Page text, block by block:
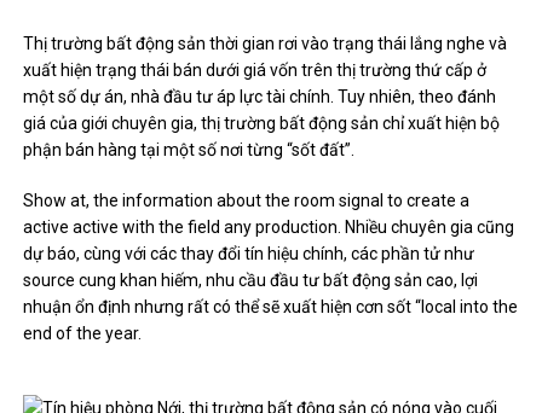
Thị trường bất động sản thời gian rơi vào trạng thái lắng nghe và
xuất hiện trạng thái bán dưới giá vốn trên thị trường thứ cấp ở
một số dự án, nhà đầu tư áp lực tài chính. Tuy nhiên, theo đánh
giá của giới chuyên gia, thị trường bất động sản chỉ xuất hiện bộ
phận bán hàng tại một số nơi từng “sốt đất”.
Show at, the information about the room signal to create a
active active with the field any production. Nhiều chuyên gia cũng
dự báo, cùng với các thay đổi tín hiệu chính, các phần tử như
source cung khan hiếm, nhu cầu đầu tư bất động sản cao, lợi
nhuận ổn định nhưng rất có thể sẽ xuất hiện cơn sốt “local into the
end of the year.